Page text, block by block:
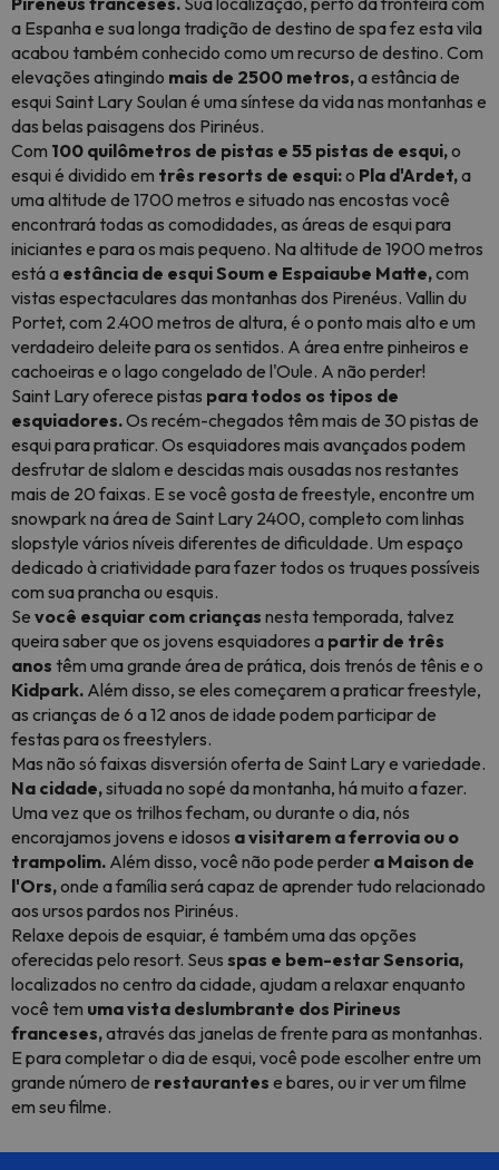
a Espanha e sua longa tradição de destino de spa fez esta vila
acabou também conhecido como um recurso de destino. Com
elevações atingindo mais de 2500 metros,a estância de
esqui Saint Lary Soulan é uma síntese da vida nas montanhas e
das belas paisagens dos Pirinéus.
Com 100 quilômetros de pistas e 55 pistas de esqui,o
esqui é dividido em três resorts de esqui:o Pla d'Ardet,a
uma altitude de 1700 metros e situado nas encostas você
encontrará todas as comodidades, as áreas de esqui para
iniciantes e para os mais pequeno. Na altitude de 1900 metros
está a estância de esqui Soum e Espaiaube Matte,com
vistas espectaculares das montanhas dos Pirenéus. Vallin du
Portet, com 2.400 metros de altura, é o ponto mais alto e um
verdadeiro deleite para os sentidos. A área entre pinheiros e
cachoeiras e o lago congelado de l'Oule. A não perder!
Saint Lary oferece pistas para todos os tipos de
esquiadores.Os recém-chegados têm mais de 30 pistas de
esqui para praticar. Os esquiadores mais avançados podem
desfrutar de slalom e descidas mais ousadas nos restantes
mais de 20 faixas. E se você gosta de freestyle, encontre um
snowpark na área de Saint Lary 2400, completo com linhas
slopstyle vários níveis diferentes de dificuldade. Um espaço
dedicado à criatividade para fazer todos os truques possíveis
com sua prancha ou esquis.
Se você esquiar com crianças nesta temporada, talvez
queira saber que os jovens esquiadores a partir de três
anos têm uma grande área de prática, dois trenós de tênis e o
Kidpark. Além disso, se eles começarem a praticar freestyle,
as crianças de 6 a 12 anos de idade podem participar de
festas para osfreestylers.
Mas não só faixas disversión oferta de Saint Lary e variedade.
Na cidade,situada no sopé da montanha, há muito a fazer.
Uma vez que os trilhos fecham, ou durante o dia, nós
encorajamos jovens e idosos a visitarem a ferrovia ou o
trampolim. Além disso, você não pode perder a Maison de
l'Ors,onde a família será capaz de aprender tudo relacionado
aos ursos pardos nos Pirinéus.
Relaxe depois de esquiar, é também uma das opções
oferecidas pelo resort. Seus spas e bem-estar Sensoria,
localizados no centro da cidade, ajudam a relaxar enquanto
você tem uma vista deslumbrante dos Pirineus
franceses,através das janelas de frente para as montanhas.
E para completar o dia de esqui, você pode escolher entre um
grande número de restaurantes e bares, ou ir ver um filme
em seu filme.